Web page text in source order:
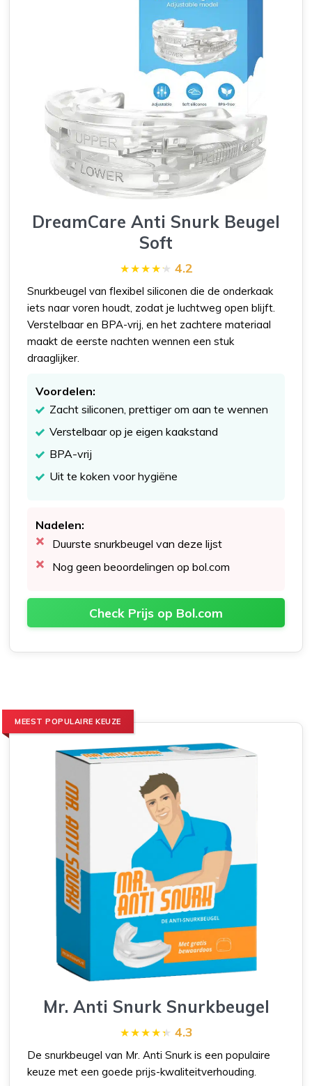
DreamCare Anti Snurk Beugel
Soft
4.2
Snurkbeugel van flexibel siliconen die de onderkaak
iets naar voren houdt, zodat je luchtweg open blijft.
Verstelbaar en BPA-vrij, en het zachtere materiaal
maakt de eerste nachten wennen een stuk
draaglijker.
Voordelen:
Zacht siliconen, prettiger om aan te wennen
Verstelbaar op je eigen kaakstand
BPA-vrij
Uit te koken voor hygiëne
Nadelen:
Duurste snurkbeugel van deze lijst
Nog geen beoordelingen op bol.com
Check Prijs op Bol.com
MEEST POPULAIRE KEUZE
Mr. Anti Snurk Snurkbeugel
4.3
De snurkbeugel van Mr. Anti Snurk is een populaire
keuze met een goede prijs-kwaliteitverhouding.